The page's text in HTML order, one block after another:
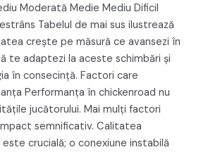
Moderată Medie Mediu Dificil
Tabelul de mai sus ilustrează
crește pe măsură ce avansezi în
te adaptezi la aceste schimbări și
în consecință. Factori care
Performanța în chickenroad nu
jucătorului. Mai mulți factori
semnificativ. Calitatea
crucială; o conexiune instabilă